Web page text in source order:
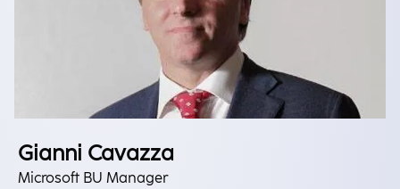
Gianni Cavazza
Microsoft BU Manager